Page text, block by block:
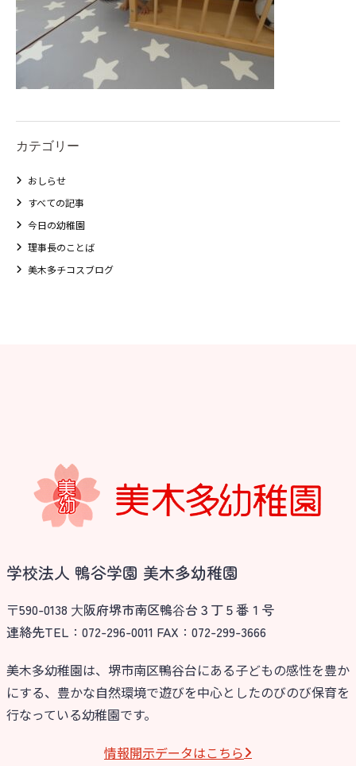
カテゴリー
おしらせ
すべての記事
今日の幼稚園
理事長のことば
美木多チコスブログ
学校法人 鴨谷学園 美木多幼稚園
〒590-0138 ⼤阪府堺市南区鴨⾕台３丁５番１号
連絡先TEL：072-296-0011 FAX：072-299-3666
美木多幼稚園は、堺市南区鴨谷台にある子どもの感性を豊か
にする、豊かな自然環境で遊びを中心としたのびのび保育を
行なっている幼稚園です。
情報開⽰データはこちら